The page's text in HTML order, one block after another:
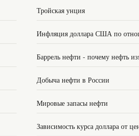
Тройская унция
Инфляция доллара США по
Баррель нефти - почему нефть
Добыча нефти в России
Мировые запасы нефти
Зависимость курса доллара от